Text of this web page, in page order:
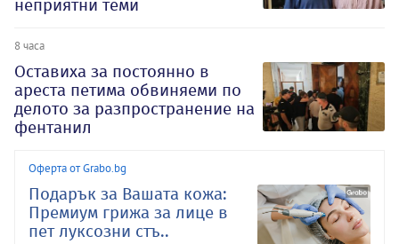
неприятни теми
8 часа
Оставиха за постоянно в
ареста петима обвиняеми по
делото за разпространение на
фентанил
Оферта от Grabo.bg
Подарък за Вашата кожа:
Премиум грижа за лице в
пет луксозни стъ..